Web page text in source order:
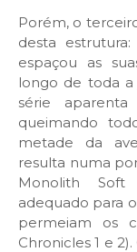
Porém, o
desta
espaçou as
longo de toda a
série
queimando
metade da
resulta numa
Monolith
adequado para
permeiam os
Chronicles 1 e